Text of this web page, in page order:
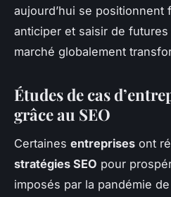
aujourd’hui se positionnent
anticiper et saisir de
marché globalement
Études de cas
grâce au SEO
Certaines entreprises ont
stratégies SEO pour
imposés par la pandémie de